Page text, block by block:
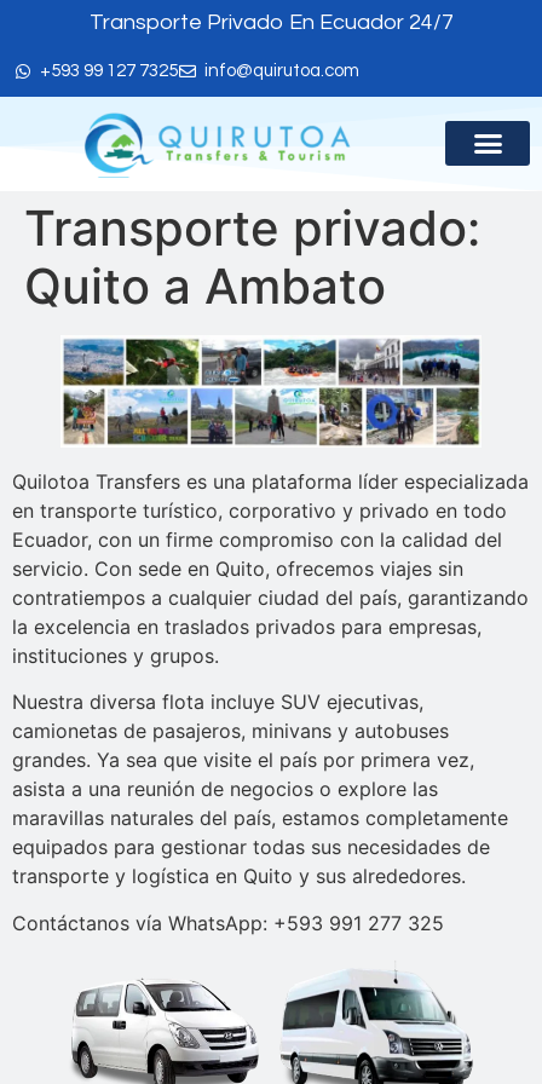
Transporte Privado En Ecuador 24/7
+593 99 127 7325 info@quirutoa.com
Transporte privado:
Quito a Ambato
Quilotoa Transfers es una plataforma líder especializada
en transporte turístico, corporativo y privado en todo
Ecuador, con un firme compromiso con la calidad del
servicio. Con sede en Quito, ofrecemos viajes sin
contratiempos a cualquier ciudad del país, garantizando
la excelencia en traslados privados para empresas,
instituciones y grupos.
Nuestra diversa flota incluye SUV ejecutivas,
camionetas de pasajeros, minivans y autobuses
grandes. Ya sea que visite el país por primera vez,
asista a una reunión de negocios o explore las
maravillas naturales del país, estamos completamente
equipados para gestionar todas sus necesidades de
transporte y logística en Quito y sus alrededores.
Contáctanos vía WhatsApp: +593 991 277 325